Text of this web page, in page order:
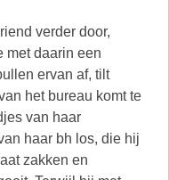
verder door,
met daarin een
ervan af, tilt
het bureau komt te
van haar
haar bh los, die hij
zakken en